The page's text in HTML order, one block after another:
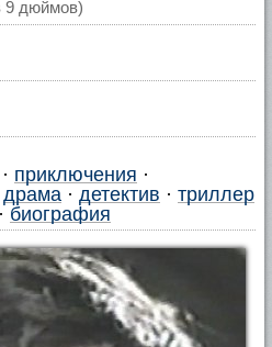
9 дюймов)
· приключения ·
драма · детектив · триллер
· биография